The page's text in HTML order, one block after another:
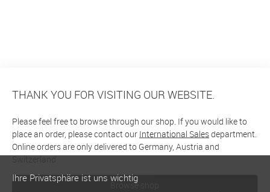
THANK YOU FOR VISITING OUR WEBSITE.
Please feel free to browse through our shop. If you would like to
place an order, please contact our International Salesdepartment.
Online orders are only delivered to Germany, Austria and
Switzerland
Browse shop
Ihre Privatsphäre ist uns wichtig